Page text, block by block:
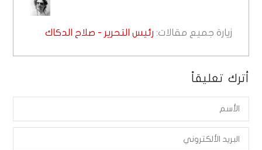
زيارة جميع مقالات: رئيس التحرير - صلاح الدكاك
أترك تعليقاً